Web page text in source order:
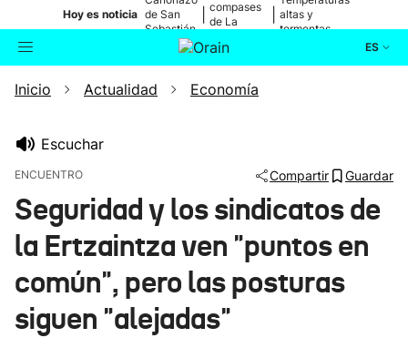
Hoy es noticia de San
Sebastián
compases
de La
altas y
tormentas
ES
Buscador Actualidad
Ikusmiran
Eguraldia
Inicio Actualidad Economía
Escuchar
ENCUENTRO Compartir Guardar
Seguridad y los sindicatos de
la Ertzaintza ven "puntos en
común", pero las posturas
siguen "alejadas"